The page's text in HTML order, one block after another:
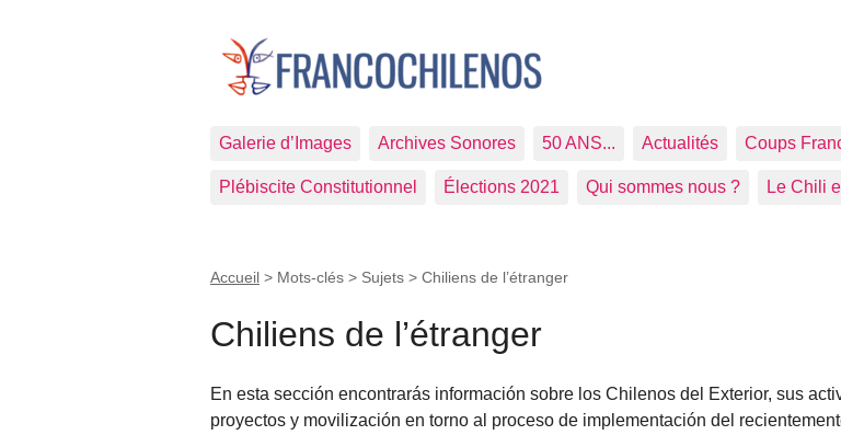
Galerie d’Images Archives Sonores 50 ANS... Actualités Coups
Plébiscite Constitutionnel Élections 2021 Qui sommes nous ? Le Chili
Accueil > Mots-clés > Sujets > Chiliens de l’étranger
Chiliens de l’étranger
En esta sección encontrarás información sobre los Chilenos del Exterior, sus
proyectos y movilización en torno al proceso de implementación del